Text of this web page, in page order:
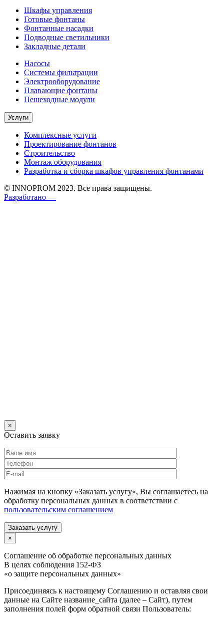
Шкафы управления
Готовые фонтаны
Фонтанные насадки
Подводные светильники
Закладные детали
Насосы
Системы фильтрации
Электрооборудование
Плавающие фонтаны
Пешеходные модули
Услуги
Комплексные услуги
Проектирование фонтанов
Строительство
Монтаж оборудования
Разработка и сборка шкафов управления фонтанами
© INNOPROM 2023. Все права защищены.
Разработано —
×
Оставить заявку
Нажимая на кнопку «Заказать услугу», Вы соглашаетесь на
обработку персональных данных в соответствии с
пользовательским соглашением
Заказать услугу
×
Соглашение об обработке персональных данных
В целях соблюдения 152-ФЗ
«о защите персональных данных»
Присоединяясь к настоящему Соглашению и оставляя свои
данные на Сайте название_сайта (далее – Сайт), путем
заполнения полей форм обратной связи Пользователь: